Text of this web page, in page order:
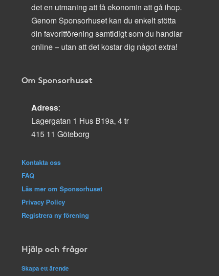
det en utmaning att få ekonomin att gå ihop.
Genom Sponsorhuset kan du enkelt stötta
din favoritförening samtidigt som du handlar
online – utan att det kostar dig något extra!
Om Sponsorhuset
Adress:
Lagergatan 1 Hus B19a, 4 tr
415 11 Göteborg
Kontakta oss
FAQ
Läs mer om Sponsorhuset
Privacy Policy
Registrera ny förening
Hjälp och frågor
Skapa ett ärende